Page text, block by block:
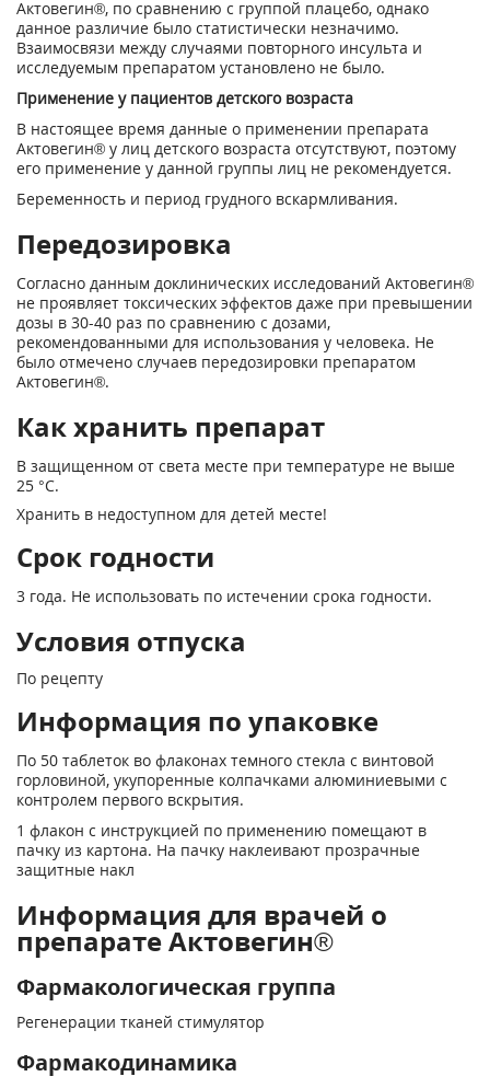
Актовегин®, по сравнению с группой плацебо, однако
данное различие было статистически незначимо.
Взаимосвязи между случаями повторного инсульта и
исследуемым препаратом установлено не было.
Применение у пациентов детского возраста
В настоящее время данные о применении препарата
Актовегин® у лиц детского возраста отсутствуют, поэтому
его применение у данной группы лиц не рекомендуется.
Беременность и период грудного вскармливания.
Передозировка
Согласно данным доклинических исследований Актовегин®
не проявляет токсических эффектов даже при превышении
дозы в 30-40 раз по сравнению с дозами,
рекомендованными для использования у человека. Не
было отмечено случаев передозировки препаратом
Актовегин®.
Как хранить препарат
В защищенном от света месте при температуре не выше
25 °C.
Хранить в недоступном для детей месте!
Срок годности
3 года. Не использовать по истечении срока годности.
Условия отпуска
По рецепту
Информация по упаковке
По 50 таблеток во флаконах темного стекла с винтовой
горловиной, укупоренные колпачками алюминиевыми с
контролем первого вскрытия.
1 флакон с инструкцией по применению помещают в
пачку из картона. На пачку наклеивают прозрачные
защитные накл
Информация для врачей о
препарате Актовегин®
Фармакологическая группа
Регенерации тканей стимулятор
Фармакодинамика